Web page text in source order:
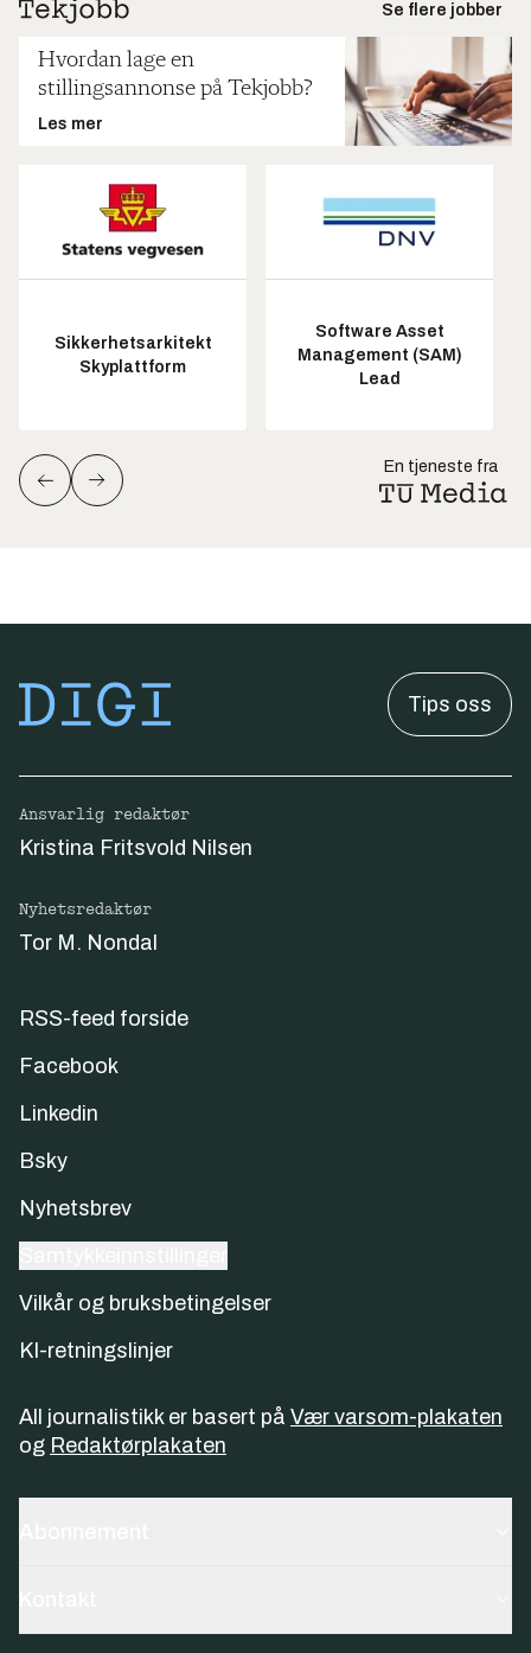
Se flere jobber
Hvordan lage en
stillingsannonse på Tekjobb?
Les mer
Sikkerhetsarkitekt
Skyplattform
Software Asset
Management (SAM)
Lead
En tjeneste fra
Tips oss
Ansvarlig redaktør
Kristina Fritsvold Nilsen
Nyhetsredaktør
Tor M. Nondal
RSS-feed forside
Facebook
Linkedin
Bsky
Nyhetsbrev
Vilkår og bruksbetingelser
KI-retningslinjer
All journalistikk er basert på Vær varsom-plakaten
og Redaktørplakaten